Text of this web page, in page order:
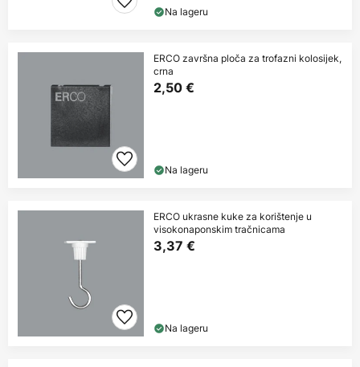
Na lageru
ERCO završna ploča za trofazni kolosijek,
crna
2,50 €
Na lageru
ERCO ukrasne kuke za korištenje u
visokonaponskim tračnicama
3,37 €
Na lageru